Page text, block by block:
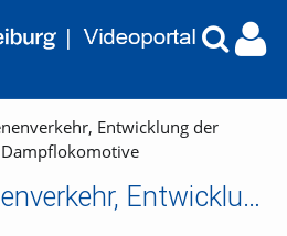
Entwicklung der
2. Früher Schienenverkehr, Entwicklung der Dampfmaschine und der Dampflokomotive